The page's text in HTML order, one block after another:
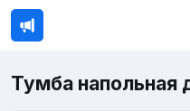
Тумба напольная